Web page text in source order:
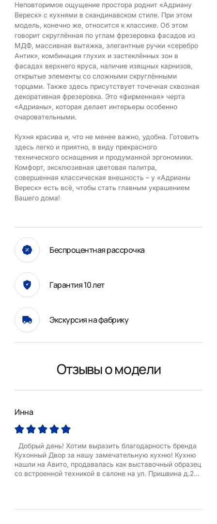
Неповторимое ощущение простора роднит «Адриану
Вереск» с кухнями в скандинавском стиле. При этом
модель, конечно же, относится к классике. Об этом
говорит скруглённая по углам фрезеровка фасадов из
МДФ, массивная вытяжка, элегантные ручки «серебро
Антик», комбинация глухих и застеклённых зон в
фасадах верхнего яруса, наличие изящных карнизов,
открытые элементы со сложными скруглёнными
торцами. Также здесь присутствует точечная сквозная
декоративная фрезеровка. Это «фирменная» черта
«Адрианы», которая делает интерьеры особенно
очаровательными.
Кухня красива и, что не менее важно, удобна. Готовить
здесь легко и приятно, в виду прекрасного
технического оснащения и продуманной эргономики.
Комфорт, эксклюзивная цветовая палитра,
совершенная классическая внешность – у «Адрианы
Вереск» есть всё, чтобы стать главным украшением
Вашего дома!
Беспроцентная рассрочка
Гарантия 10 лет
Экскурсия на фабрику
Отзывы о модели
Инна
Добрый день! Хотим выразить благодарность бренда
Кухонный Двор за нашу замечательную кухню! Кухню
нашли на Авито, продавалась как выставочный образец
со встроенной техникой в салоне на ул. Пришвина д.26.